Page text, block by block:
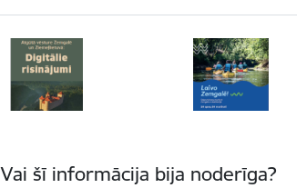
Vai šī informācija bija noderīga?